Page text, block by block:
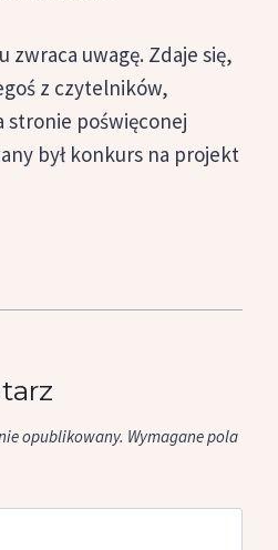
zwraca uwagę. Zdaje się,
z czytelników,
stronie poświęconej
był konkurs na projekt
opublikowany. Wymagane pola